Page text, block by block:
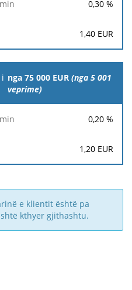
0,30 %
1,40 EUR
nga 75 000 EUR(nga 5 001
veprime)
0,20 %
1,20 EUR
e klientit është pa
kthyer gjithashtu.